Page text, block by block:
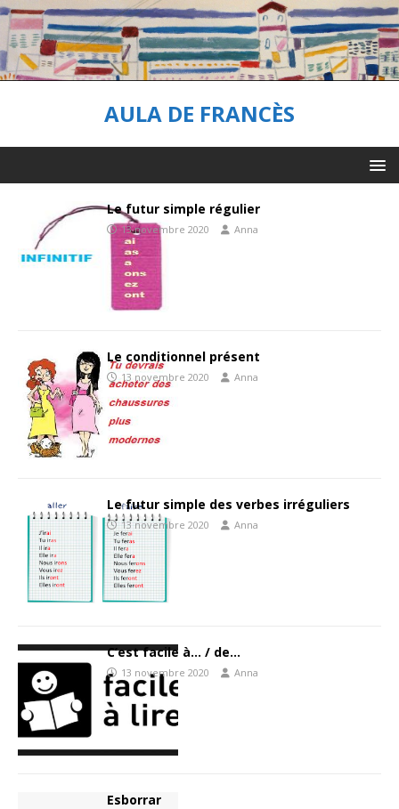
AULA DE FRANCÈS
Le futur simple régulier
13 novembre 2020 Anna
Le conditionnel présent
13 novembre 2020 Anna
Le futur simple des verbes irréguliers
13 novembre 2020 Anna
C’est facile à… / de…
13 novembre 2020 Anna
Esborrar